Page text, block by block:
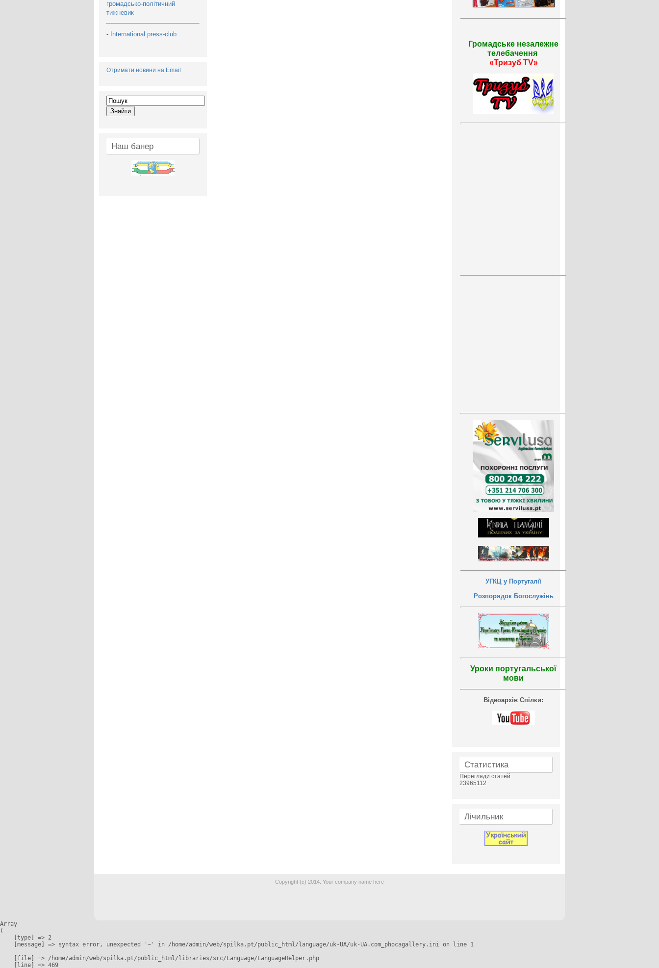
громадсько-політичний
тижневик
- International press-club
Отримати новини на Email
Наш банер
Громадське незалежне
телебачення
«Тризуб TV»
УГКЦ у Португалії
Розпорядок Богослужінь
Уроки португальської
мови
Відеоархів Спілки:
Статистика
Перегляди статей
23965112
Лічильник
Copyright (c) 2014. Your company name here
Array
(
    [type] => 2
    [message] => syntax error, unexpected '~' in /home/admin/web/spilka.pt/public_html/language/uk-UA/uk-UA.com_phocagallery.ini on line 1
    [file] => /home/admin/web/spilka.pt/public_html/libraries/src/Language/LanguageHelper.php
    [line] => 469